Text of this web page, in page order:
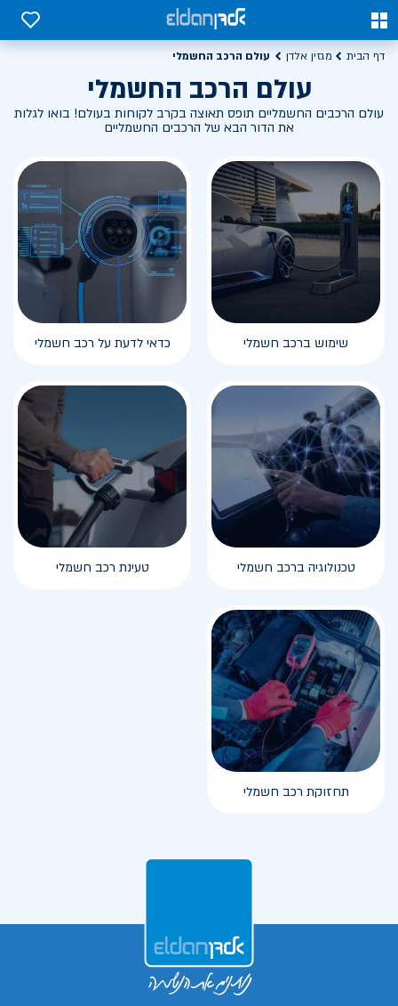
0
0
דף הבית מגזין אלדן עולם הרכב החשמלי
עולם הרכב החשמלי
עולם הרכבים החשמליים תופס תאוצה בקרב לקוחות בעולם! בואו לגלות
את הדור הבא של הרכבים החשמליים
שימוש ברכב חשמלי כדאי לדעת על רכב חשמלי
טכנולוגיה ברכב חשמלי טעינת רכב חשמלי
תחזוקת רכב חשמלי